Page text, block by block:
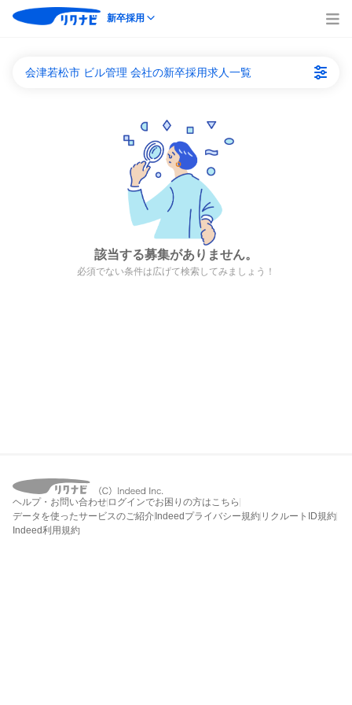
新卒採用
会津若松市 ビル管理 会社の新卒採用求人一覧
該当する募集がありません。
必須でない条件は広げて検索してみましょう！
ヘルプ・お問い合わせ ログインでお困りの方はこちら
データを使ったサービスのご紹介 Indeedプライバシー規約 リクルートID規約
Indeed利用規約